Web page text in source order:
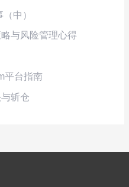
中）
与风险管理心得
平台指南
斩仓